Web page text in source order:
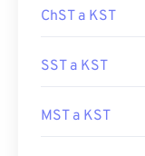
ChST a KST
SST a KST
MST a KST